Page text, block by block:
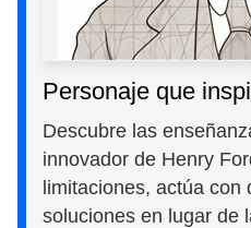
Personaje que
Descubre las
innovador de Henry
limitaciones, actúa con
soluciones en lugar de